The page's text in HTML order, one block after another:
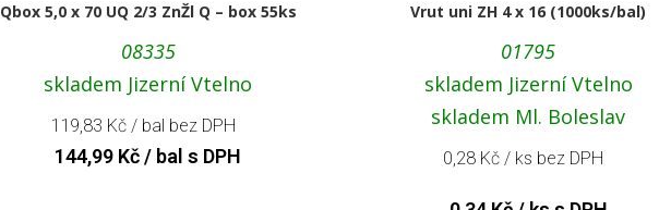
Qbox 5,0 x 70 UQ 2/3 ZnŽl Q – box 55ks
08335
skladem Jizerní Vtelno
119,83 Kč/ bal bez DPH
144,99 Kč / bal s DPH
Vrut uni ZH 4 x 16 (1000ks/bal)
01795
skladem Jizerní Vtelno
skladem Ml. Boleslav
0,28 Kč/ ks bez DPH